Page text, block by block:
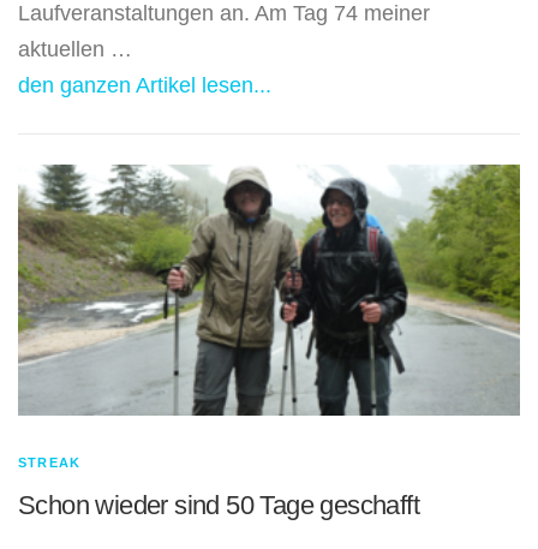
Laufveranstaltungen an. Am Tag 74 meiner
aktuellen …
den ganzen Artikel lesen...
STREAK
Schon wieder sind 50 Tage geschafft